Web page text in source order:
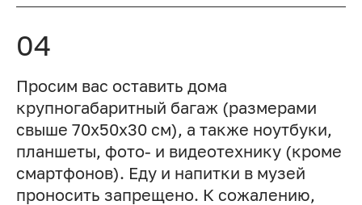
04
Просим вас оставить дома
крупногабаритный багаж (размерами
свыше 70x50x30 см), а также ноутбуки,
планшеты, фото- и видеотехнику (кроме
смартфонов). Еду и напитки в музей
проносить запрещено. К сожалению,